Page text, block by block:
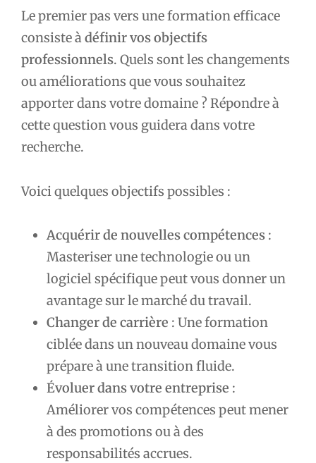
Le premier pas vers une formation efficace
consiste àdéfinir vos objectifs
professionnels. Quels sont les changements
ou améliorations que vous souhaitez
apporter dans votre domaine ? Répondre à
cette question vous guidera dans votre
recherche.
Voici quelques objectifs possibles :
Acquérir de nouvelles compétences :
Masteriser une technologie ou un
logiciel spécifique peut vous donner un
avantage sur le marché du travail.
Changer de carrière : Une formation
ciblée dans un nouveau domaine vous
prépare à une transition fluide.
Évoluer dans votre entreprise :
Améliorer vos compétences peut mener
à des promotions ou à des
responsabilités accrues.